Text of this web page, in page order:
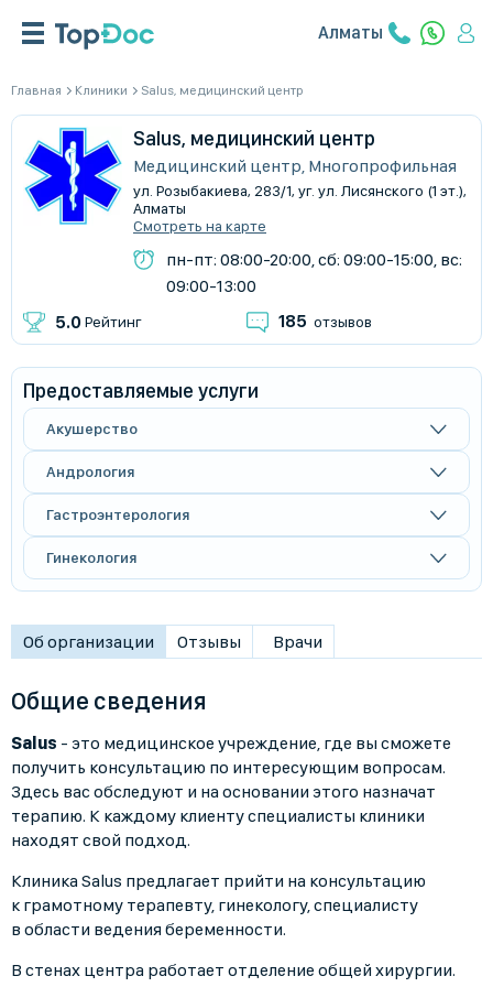
Алматы
Главная Клиники Salus, медицинский центр
Salus, медицинский центр
Медицинский центр, Многопрофильная
ул. Розыбакиева, 283/1, уг. ул. Лисянского (1 эт.),
Алматы
Смотреть на карте
пн-пт: 08:00-20:00, сб: 09:00-15:00, вс:
09:00-13:00
5.0 Рейтинг 185 отзывов
Предоставляемые услуги
Акушерство
Андрология
Гастроэнтерология
Гинекология
Об организации Отзывы Врачи
Общие сведения
Salus - это медицинское учреждение, где вы сможете
получить консультацию по интересующим вопросам.
Здесь вас обследуют и на основании этого назначат
терапию. К каждому клиенту специалисты клиники
находят свой подход.
Клиника Salus предлагает прийти на консультацию
к грамотному терапевту, гинекологу, специалисту
в области ведения беременности.
В стенах центра работает отделение общей хирургии.